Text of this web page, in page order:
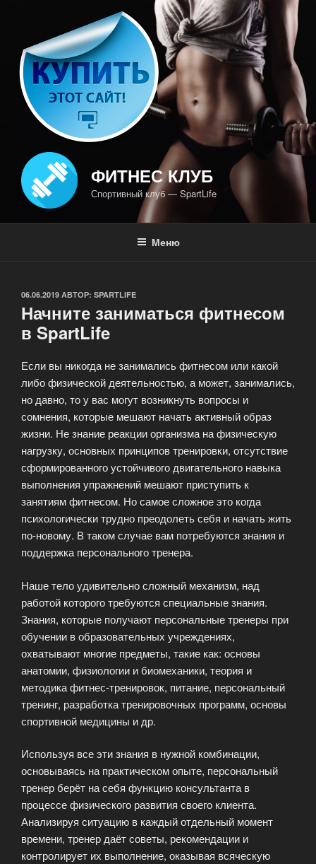
содержимому
ФИТНЕС КЛУБ
Спортивный клуб — SpartLife
Меню
ОПУБЛИКОВАНО
06.06.2019 АВТОР: SPARTLIFE
Начните заниматься фитнесом
в SpartLife
Если вы никогда не занимались фитнесом или какой
либо физической деятельностью, а может, занимались,
но давно, то у вас могут возникнуть вопросы и
сомнения, которые мешают начать активный образ
жизни. Не знание реакции организма на физическую
нагрузку, основных принципов тренировки, отсутствие
сформированного устойчивого двигательного навыка
выполнения упражнений мешают приступить к
занятиям фитнесом. Но самое сложное это когда
психологически трудно преодолеть себя и начать жить
по-новому. В таком случае вам потребуются знания и
поддержка персонального тренера.
Наше тело удивительно сложный механизм, над
работой которого требуются специальные знания.
Знания, которые получают персональные тренеры при
обучении в образовательных учреждениях,
охватывают многие предметы, такие как: основы
анатомии, физиологии и биомеханики, теория и
методика фитнес-тренировок, питание, персональный
тренинг, разработка тренировочных программ, основы
спортивной медицины и др.
Используя все эти знания в нужной комбинации,
основываясь на практическом опыте, персональный
тренер берёт на себя функцию консультанта в
процессе физического развития своего клиента.
Анализируя ситуацию в каждый отдельный момент
времени, тренер даёт советы, рекомендации и
контролирует их выполнение, оказывая всяческую